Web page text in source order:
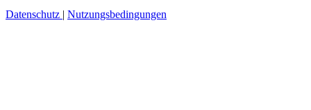
Datenschutz | Nutzungsbedingungen